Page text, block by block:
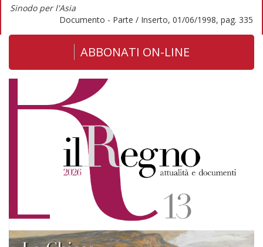
Sinodo per l'Asia
Documento - Parte / Inserto, 01/06/1998, pag. 335
ABBONATI ON-LINE